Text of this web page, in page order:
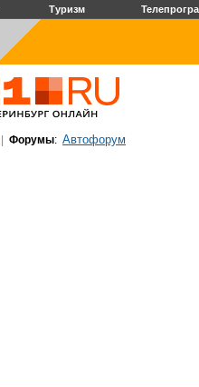
Туризм
Форумы: Автофорум